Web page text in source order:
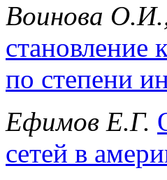
Воинова
становление
по степени
Ефимов Е.Г.
сетей в